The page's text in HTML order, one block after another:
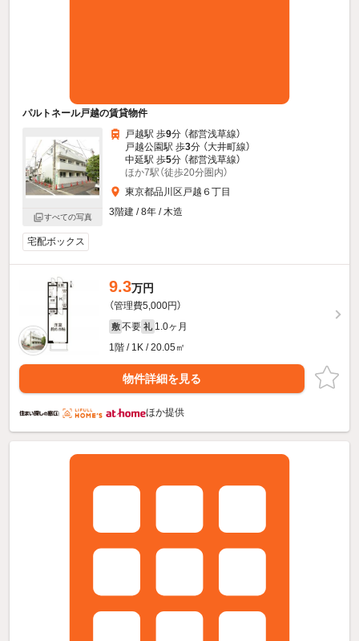
パルトネール戸越の賃貸物件
すべての写真
戸越駅 歩9分 （都営浅草線）
戸越公園駅 歩3分 （大井町線）
中延駅 歩5分 （都営浅草線）
ほか7駅（徒歩20分圏内）
東京都品川区戸越６丁目
3階建 / 8年 / 木造
宅配ボックス
9.3万円
（管理費5,000円）
敷 不要 礼 1.0ヶ月
1階 / 1K / 20.05㎡
物件詳細を見る
ほか提供